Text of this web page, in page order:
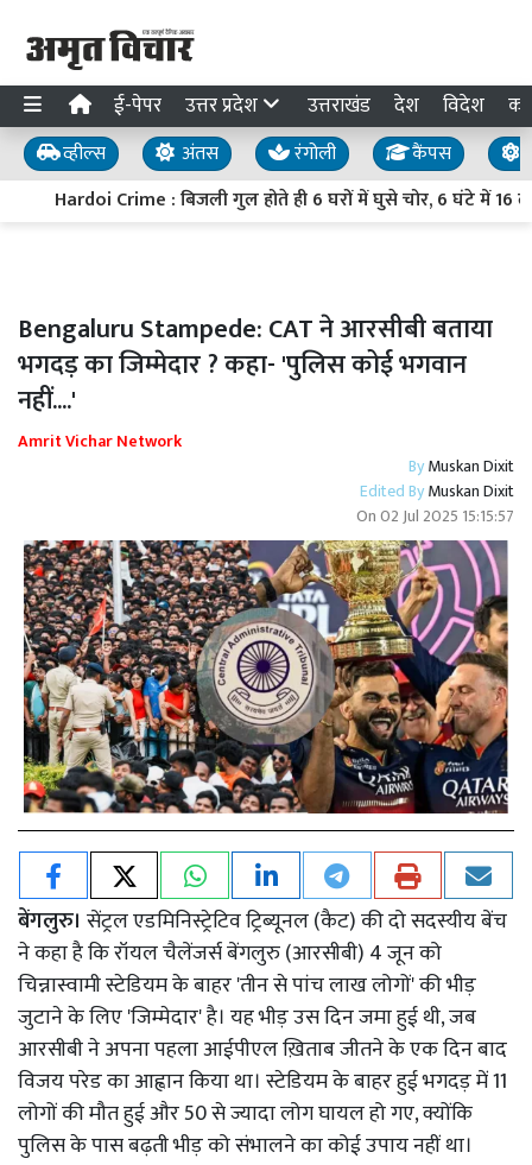
ई-पेपर उत्तर प्रदेश उत्तराखंड देश विदेश
व्हील्स अंतस रंगोली कैंपस
Hardoi Crime : बिजली गुल होते ही 6 घरों में घुसे चोर, 6 घंटे में 16
Bengaluru Stampede: CAT ने आरसीबी बताया
भगदड़ का जिम्मेदार ? कहा- 'पुलिस कोई भगवान
नहीं....'
Amrit Vichar Network
ByMuskan Dixit
Edited ByMuskan Dixit
On02 Jul 2025 15:15:57
बेंगलुरु। सेंट्रल एडमिनिस्ट्रेटिव ट्रिब्यूनल (कैट) की दो सदस्यीय बेंच
ने कहा है कि रॉयल चैलेंजर्स बेंगलुरु (आरसीबी) 4 जून को
चिन्नास्वामी स्टेडियम के बाहर 'तीन से पांच लाख लोगों' की भीड़
जुटाने के लिए 'जिम्मेदार' है। यह भीड़ उस दिन जमा हुई थी, जब
आरसीबी ने अपना पहला आईपीएल ख़िताब जीतने के एक दिन बाद
विजय परेड का आह्वान किया था। स्टेडियम के बाहर हुई भगदड़ में 11
लोगों की मौत हुई और 50 से ज्यादा लोग घायल हो गए, क्योंकि
पुलिस के पास बढ़ती भीड़ को संभालने का कोई उपाय नहीं था।